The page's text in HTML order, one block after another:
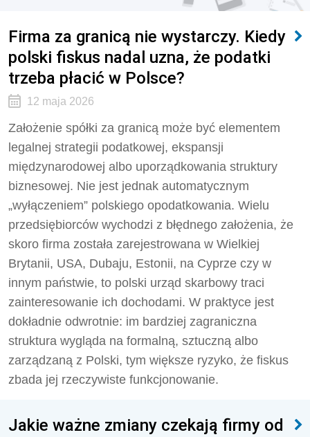
Firma za granicą nie wystarczy. Kiedy
polski fiskus nadal uzna, że podatki
trzeba płacić w Polsce?
12 maja 2026
Założenie spółki za granicą może być elementem
legalnej strategii podatkowej, ekspansji
międzynarodowej albo uporządkowania struktury
biznesowej. Nie jest jednak automatycznym
„wyłączeniem” polskiego opodatkowania. Wielu
przedsiębiorców wychodzi z błędnego założenia, że
skoro firma została zarejestrowana w Wielkiej
Brytanii, USA, Dubaju, Estonii, na Cyprze czy w
innym państwie, to polski urząd skarbowy traci
zainteresowanie ich dochodami. W praktyce jest
dokładnie odwrotnie: im bardziej zagraniczna
struktura wygląda na formalną, sztuczną albo
zarządzaną z Polski, tym większe ryzyko, że fiskus
zbada jej rzeczywiste funkcjonowanie.
Jakie ważne zmiany czekają firmy od